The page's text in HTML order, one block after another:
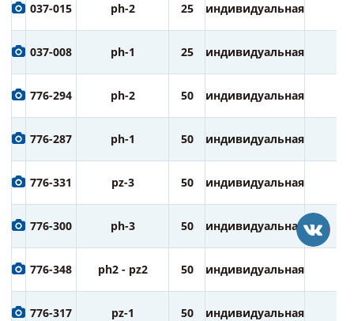
037-015 ph-2 25 индивидуальная
037-008 ph-1 25 индивидуальная
776-294 ph-2 50 индивидуальная
776-287 ph-1 50 индивидуальная
776-331 pz-3 50 индивидуальная
776-300 ph-3 50 индивидуальная
776-348 ph2 - pz2 50 индивидуальная
776-317 pz-1 50 индивидуальная